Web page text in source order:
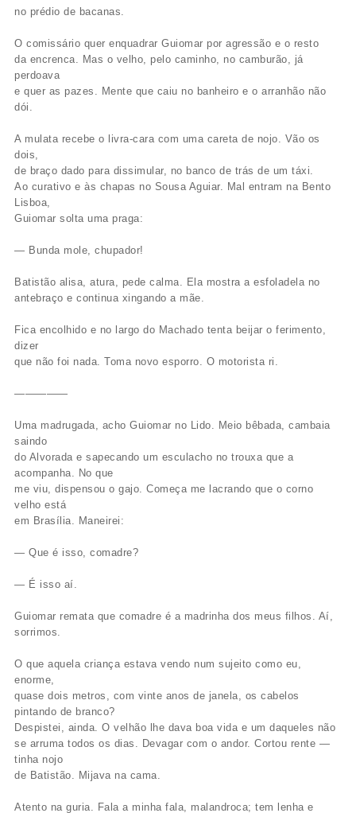
no prédio de bacanas.
O comissário quer enquadrar Guiomar por agressão e o resto
da encrenca. Mas o velho, pelo caminho, no camburão, já
perdoava
e quer as pazes. Mente que caiu no banheiro e o arranhão não
dói.
A mulata recebe o livra-cara com uma careta de nojo. Vão os
dois,
de braço dado para dissimular, no banco de trás de um táxi.
Ao curativo e às chapas no Sousa Aguiar. Mal entram na Bento
Lisboa,
Guiomar solta uma praga:
— Bunda mole, chupador!
Batistão alisa, atura, pede calma. Ela mostra a esfoladela no
antebraço e continua xingando a mãe.
Fica encolhido e no largo do Machado tenta beijar o ferimento,
dizer
que não foi nada. Toma novo esporro. O motorista ri.
—————
Uma madrugada, acho Guiomar no Lido. Meio bêbada, cambaia
saindo
do Alvorada e sapecando um esculacho no trouxa que a
acompanha. No que
me viu, dispensou o gajo. Começa me lacrando que o corno
velho está
em Brasília. Maneirei:
— Que é isso, comadre?
— É isso aí.
Guiomar remata que comadre é a madrinha dos meus filhos. Aí,
sorrimos.
O que aquela criança estava vendo num sujeito como eu,
enorme,
quase dois metros, com vinte anos de janela, os cabelos
pintando de branco?
Despistei, ainda. O velhão lhe dava boa vida e um daqueles não
se arruma todos os dias. Devagar com o andor. Cortou rente —
tinha nojo
de Batistão. Mijava na cama.
Atento na guria. Fala a minha fala, malandroca; tem lenha e